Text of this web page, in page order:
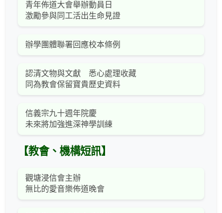
青年佈道大會舉辦動員日
激勵參與同工活出生命見證
辦學團體聯署回應校本條例
認清文物與文獻 悉心處理收藏
同為教會保留寶貴歷史資料
信義宗九十週年院慶
未來將加強進深神學訓練
【教會、機構短訊】
觀塘浸信會主辦
無比的愛音樂佈道晚會